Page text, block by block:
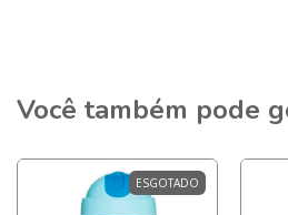
Você também pode
ESGOTADO